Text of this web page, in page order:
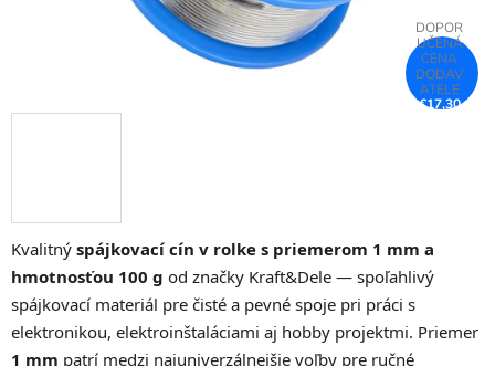
Kvalitný spájkovací cín v rolke s priemerom 1 mm a
hmotnosťou 100 g od značky Kraft&Dele — spoľahlivý
spájkovací materiál pre čisté a pevné spoje pri práci s
elektronikou, elektroinštaláciami aj hobby projektmi. Priemer
1 mm patrí medzi najuniverzálnejšie voľby pre ručné
€17,30